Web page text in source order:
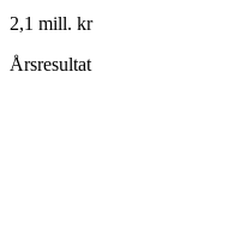
2,1 mill. kr
Årsresultat